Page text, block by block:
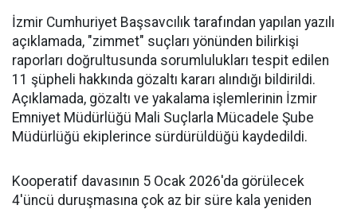
İzmir Cumhuriyet Başsavcılık tarafından yapılan yazılı
açıklamada, "zimmet" suçları yönünden bilirkişi
raporları doğrultusunda sorumlulukları tespit edilen
11 şüpheli hakkında gözaltı kararı alındığı bildirildi.
Açıklamada, gözaltı ve yakalama işlemlerinin İzmir
Emniyet Müdürlüğü Mali Suçlarla Mücadele Şube
Müdürlüğü ekiplerince sürdürüldüğü kaydedildi.
Kooperatif davasının 5 Ocak 2026'da görülecek
4'üncü duruşmasına çok az bir süre kala yeniden